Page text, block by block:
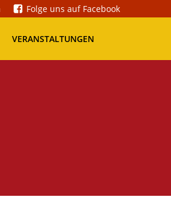
Folge uns auf Facebook
VERANSTALTUNGEN